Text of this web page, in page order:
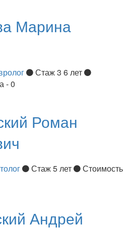
Марина
Стаж 3 6 лет
- 0
Роман
Стаж 5 лет
Стоимость
Андрей